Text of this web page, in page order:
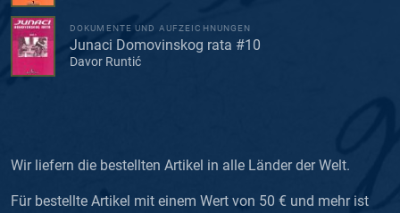
DOKUMENTE UND AUFZEICHNUNGEN
Junaci Domovinskog rata #10
Davor Runtić
Wir liefern die bestellten Artikel in alle Länder der Welt.
Für bestellte Artikel mit einem Wert von 50 € und mehr ist